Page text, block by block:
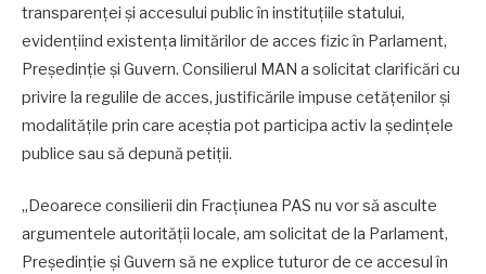
transparenței și accesului public în instituțiile statului,
evidențiind existența limitărilor de acces fizic în Parlament,
Președinție și Guvern. Consilierul MAN a solicitat clarificări cu
privire la regulile de acces, justificările impuse cetățenilor și
modalitățile prin care aceștia pot participa activ la ședințele
publice sau să depună petiții.
„Deoarece consilierii din Fracțiunea PAS nu vor să asculte
argumentele autorității locale, am solicitat de la Parlament,
Președinție și Guvern să ne explice tuturor de ce accesul în